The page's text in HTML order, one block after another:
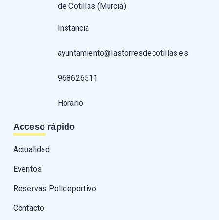
de Cotillas (Murcia)
Instancia
ayuntamiento@lastorresdecotillas.es
968626511
Horario
Acceso rápido
Actualidad
Eventos
Reservas Polideportivo
Contacto